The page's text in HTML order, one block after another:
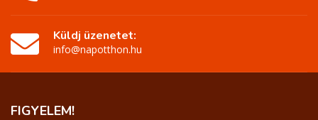
Küldj üzenetet:
info@napotthon.hu
FIGYELEM!